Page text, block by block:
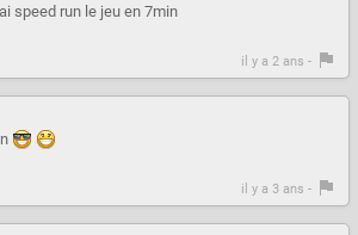
speed run le jeu en 7min
il y a 2 ans -
il y a 3 ans -